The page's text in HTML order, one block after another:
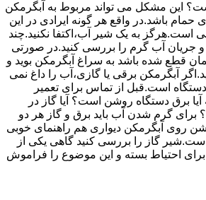
این مشکل می تواند مربوط به آبگرمکن
باشد.در واقع هر گونه ایرادی در این
است.هرگز به یک شیر آب،اکتفا نکنید.چند
و جریان آب گرم را بررسی کنید.در صورتی
قطع شده باشد به سراغ آبگرمکن بوید و
آبگرمکن برقی یا گازی،آب را داغ نمی
است.قبل از تماس برای تعمیر
برق دستگاه روشن است؟ آیا گاز در
گرم شدن آب باید برق و گاز هر دو
روی آبگرمکن دیواری هم راهنمای خوبی
گاز را بررسی کنید گاهی یکی از
برای احتیاط بسته و این موضوع را فراموش